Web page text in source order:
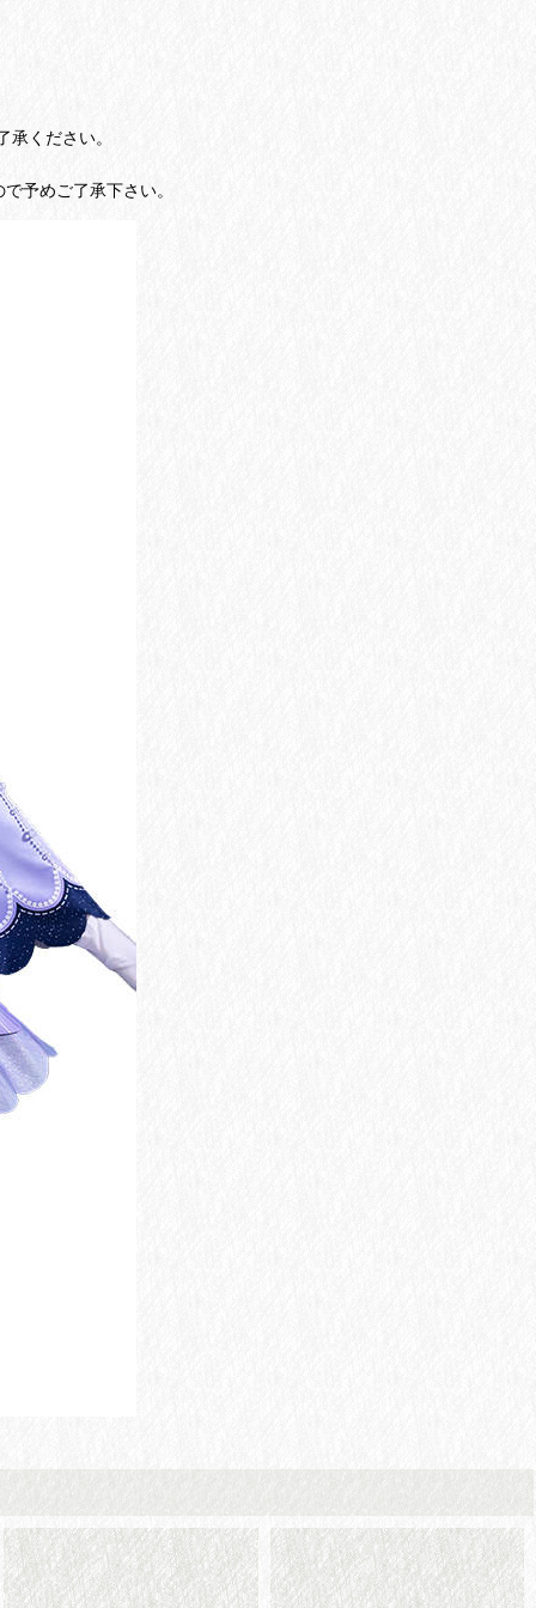
ください。
予めご了承下さい。